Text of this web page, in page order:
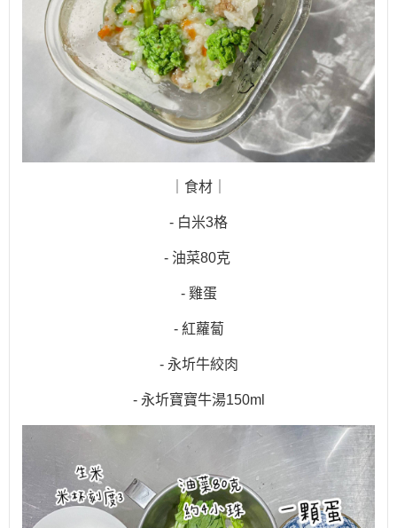
｜食材｜
- 白米3格
- 油菜80克
- 雞蛋
- 紅蘿蔔
- 永圻牛絞肉
- 永圻寶寶牛湯150ml